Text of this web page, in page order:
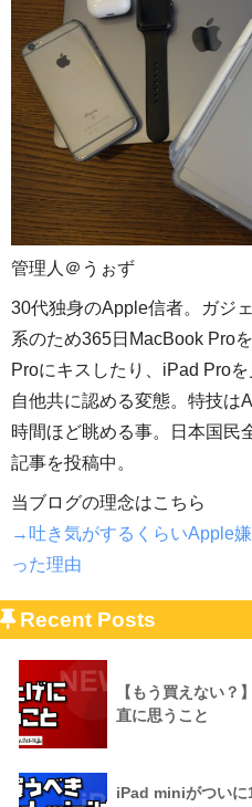
管理人＠うぉず
30代独身のApple信者。ガジ
系のため365日MacBook Pro
Proにキスしたり、iPad Pro
自他共に認める変態。特技は
時間ほど眺める事。日本国民
記事を投稿中。
当ブログの理念はこちら
→吐き気がするくらいApple
った理由
Recent Posts
【もう買えない
直に思うこと
iPad miniがつい